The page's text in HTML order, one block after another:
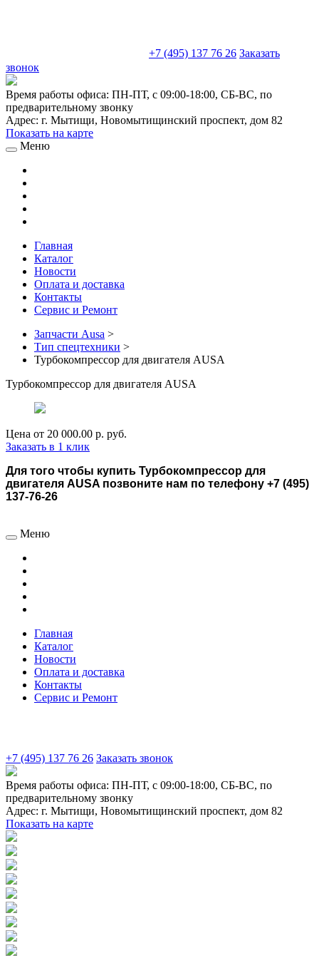
+7 (495) 137 76 26 Заказать
звонок
Время работы офиса: ПН-ПТ, с 09:00-18:00, СБ-ВС, по
предварительному звонку
Адрес: г. Мытищи, Новомытищинский проспект, дом 82
Показать на карте
Меню
Главная
Каталог
Новости
Оплата и доставка
Контакты
Сервис и Ремонт
Запчасти Ausa >
Тип спецтехники >
Турбокомпрессор для двигателя AUSA
Турбокомпрессор для двигателя AUSA
Цена от 20 000.00 р. руб.
Заказать в 1 клик
Для того чтобы купить Турбокомпрессор для
двигателя AUSA позвоните нам по телефону +7 (495)
137-76-26
Меню
Главная
Каталог
Новости
Оплата и доставка
Контакты
Сервис и Ремонт
+7 (495) 137 76 26 Заказать звонок
Время работы офиса: ПН-ПТ, с 09:00-18:00, СБ-ВС, по
предварительному звонку
Адрес: г. Мытищи, Новомытищинский проспект, дом 82
Показать на карте